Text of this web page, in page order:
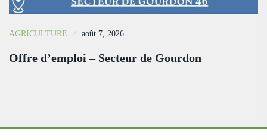
AGRICULTURE août 7, 2026
Offre d’emploi – Secteur de Gourdon